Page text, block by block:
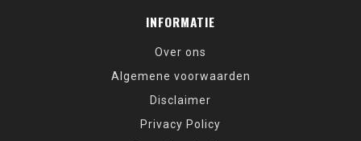
INFORMATIE
Over ons
Algemene voorwaarden
Disclaimer
Privacy Policy